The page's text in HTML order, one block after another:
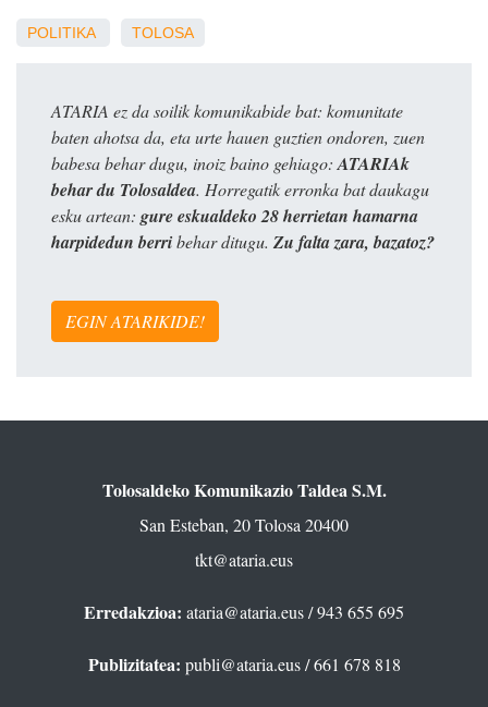
POLITIKA TOLOSA
ATARIA ez da soilik komunikabide bat: komunitate
baten ahotsa da, eta urte hauen guztien ondoren, zuen
babesa behar dugu, inoiz baino gehiago: ATARIAk
behar du Tolosaldea. Horregatik erronka bat daukagu
esku artean: gure eskualdeko 28 herrietan hamarna
harpidedun berribehar ditugu. Zu falta zara, bazatoz?
EGIN ATARIKIDE!
Tolosaldeko Komunikazio Taldea S.M.
San Esteban, 20 Tolosa 20400
tkt@ataria.eus
Erredakzioa: ataria@ataria.eus/ 943 655 695
Publizitatea: publi@ataria.eus/ 661 678 818